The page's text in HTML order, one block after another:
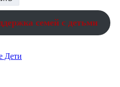
семей с детьми
Дети